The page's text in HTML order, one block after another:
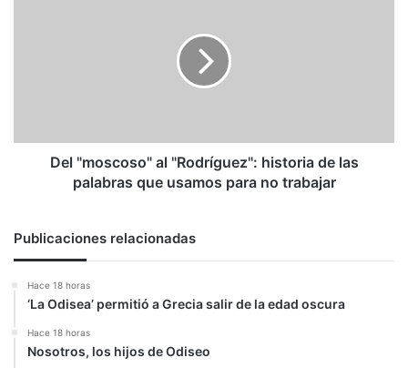
que
usamosDel "moscoso" al "Rodríguez": historia de las
palabras que usamos para no trabajar
Publicaciones relacionadas
Hace 18 horas
‘La Odisea’ permitió a Grecia salir de la edad oscura
Hace 18 horas
Nosotros, los hijos de Odiseo